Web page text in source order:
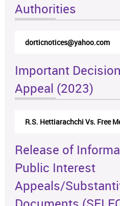
Authorities
dorticnotices@yahoo.com
Important
Appeal (2023)
R.S. Hettiarachchi Vs. Free
Release of
Public Interest
Appeals/